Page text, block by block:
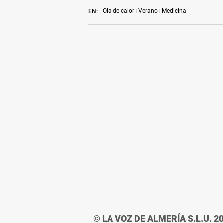
EN: Ola de calor Verano Medicina
© LA VOZ DE ALMERÍA S.L.U.